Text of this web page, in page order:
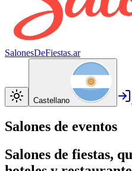
SalonesDeFiestas.ar
Castellano
Salones de eventos
Salones de fiestas,